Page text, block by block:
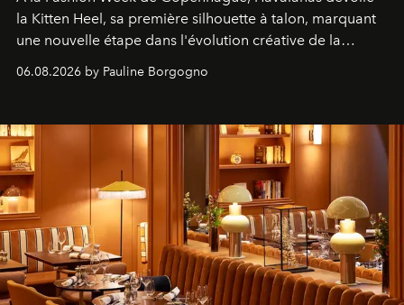
la Kitten Heel, sa première silhouette à talon, marquant
une nouvelle étape dans l'évolution créative de la
06.08.2026 by Pauline Borgogno